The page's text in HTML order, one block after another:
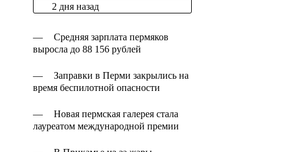
2 дня назад
—
Средняя зарплата пермяков
выросла до 88 156 рублей
—
Заправки в Перми закрылись на
время беспилотной опасности
—
Новая пермская галерея стала
лауреатом международной премии